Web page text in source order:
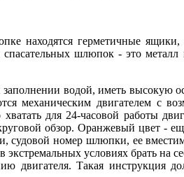
находятся герметичные
шлюпок - это металл
водой, иметь высокую
механическим двигателем с
для 24-часовой работы
обзор. Оранжевый цвет -
судовой номер шлюпки, ее
условиях брать на
двигателя. Такая инструкция